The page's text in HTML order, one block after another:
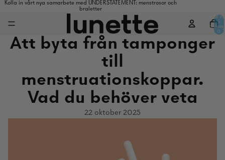
Kolla in vårt nya samarbete med UNDERSTATEMENT: menstrosor och
braletter
Antal
i
0
Att byta från tamponger
till
menstruationskoppar.
Vad du behöver veta
22 oktober 2025